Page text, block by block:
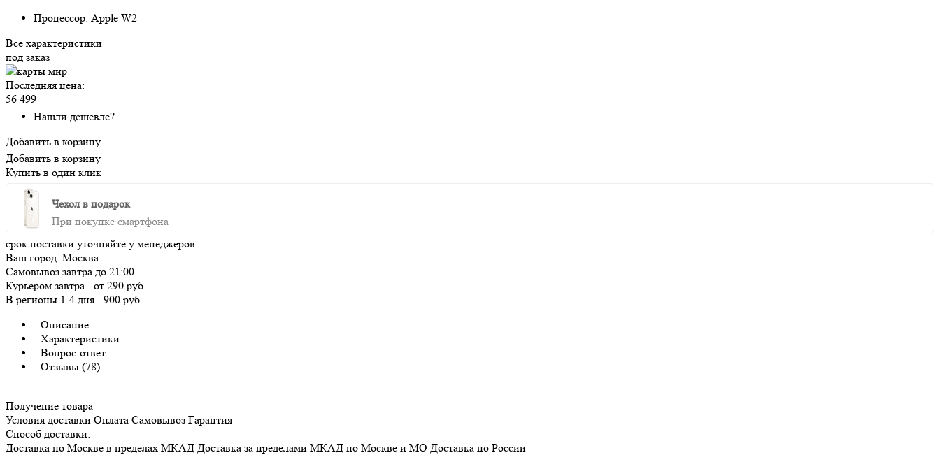
Процессор: Apple W2
Все характеристики
под заказ
Последняя цена:
56 499
Нашли дешевле?
Добавить в корзину
Добавить в корзину
Купить в один клик
Чехол в подарок
При покупке смартфона
срок поставки уточняйте у менеджеров
Ваш город: Москва
Самовывоз завтра до 21:00
Курьером завтра - от 290 руб.
В регионы 1-4 дня - 900 руб.
Описание
Характеристики
Вопрос-ответ
Отзывы (78)
Получение товара
Условия доставки Оплата Самовывоз Гарантия
Способ доставки:
Доставка по Москве в пределах МКАД Доставка за пределами МКАД по Москве и МО Доставка по России